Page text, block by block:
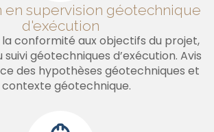
en supervision géotechnique
d'exécution
conformité aux objectifs du projet,
suivi géotechniques d’exécution. Avis
des hypothèses géotechniques et
contexte géotechnique.